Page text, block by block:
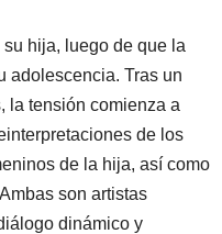
hija, luego de que la
adolescencia. Tras un
la tensión comienza a
de los
de la hija, así como
son artistas
dinámico y